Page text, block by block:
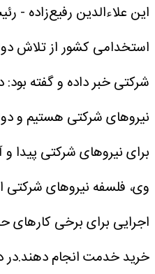
این علاء‌الدین رفیع‌زاده -
استخدامی کشور از تلاش
شرکتی خبر داده و گفته
نیروهای شرکتی هستیم و
برای نیروهای شرکتی پیدا و
وی، فلسفه نیروهای شرکتی
اجرایی برای برخی
خرید خدمت انجام